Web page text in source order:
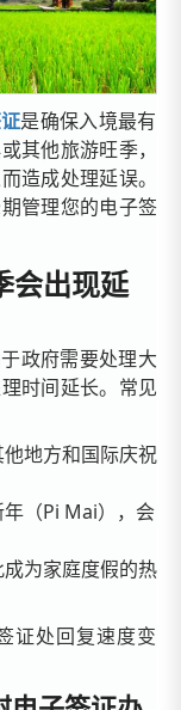
是确保入境最有
其他旅游旺季，
造成处理延误。
管理您的电子签
会出现延
政府需要处理大
时间延长。常见
地方和国际庆祝
（Pi Mai），会
为家庭度假的热
证处回复速度变